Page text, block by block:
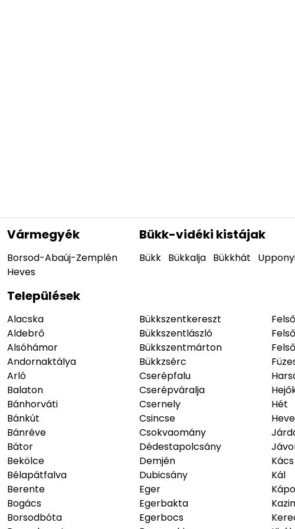
Vármegyék
Borsod-Abaúj-Zemplén
Heves
Bükk-vidéki kistájak
Bükk Bükkalja Bükkhát
Települések
Alacska
Aldebrő
Alsóhámor
Andornaktálya
Arló
Balaton
Bánhorváti
Bánkút
Bánréve
Bátor
Bekölce
Bélapátfalva
Berente
Bogács
Borsodbóta
Bükkszentkereszt
Bükkszentlászló
Bükkszentmárton
Bükkzsérc
Cserépfalu
Cserépváralja
Csernely
Csincse
Csokvaomány
Dédestapolcsány
Demjén
Dubicsány
Eger
Egerbakta
Egerbocs
Hét
Kács
Kál